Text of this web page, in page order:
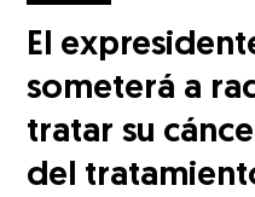
El
someterá a
tratar su
del